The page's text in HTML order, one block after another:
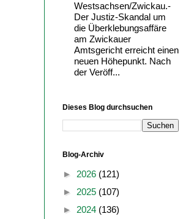
Westsachsen/Zwickau.-
Der Justiz-Skandal um
die Überklebungsaffäre
am Zwickauer
Amtsgericht erreicht einen
neuen Höhepunkt. Nach
der Veröff...
Dieses Blog durchsuchen
Blog-Archiv
► 2026 (121)
► 2025 (107)
► 2024 (136)